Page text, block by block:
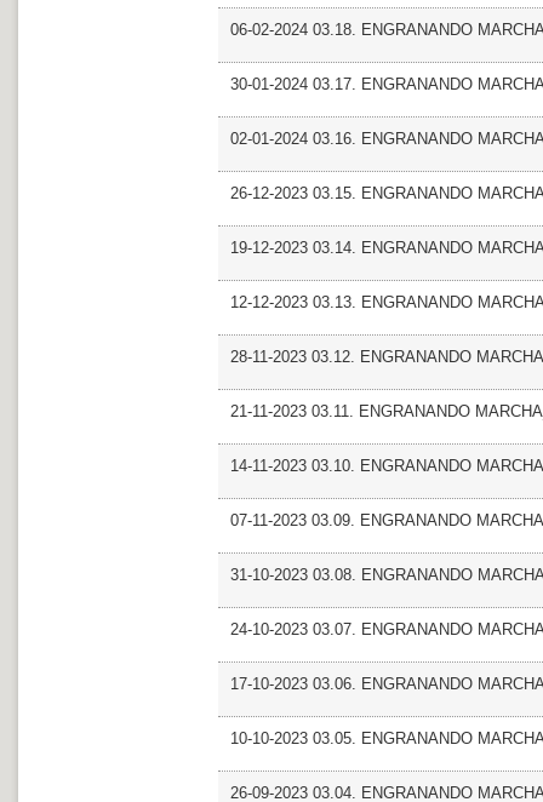
06-02-2024 03.18. ENGRANANDO
30-01-2024 03.17. ENGRANANDO
02-01-2024 03.16. ENGRANANDO
26-12-2023 03.15. ENGRANANDO
19-12-2023 03.14. ENGRANANDO
12-12-2023 03.13. ENGRANANDO
28-11-2023 03.12. ENGRANANDO
21-11-2023 03.11. ENGRANANDO
14-11-2023 03.10. ENGRANANDO
07-11-2023 03.09. ENGRANANDO
31-10-2023 03.08. ENGRANANDO
24-10-2023 03.07. ENGRANANDO
17-10-2023 03.06. ENGRANANDO
10-10-2023 03.05. ENGRANANDO
26-09-2023 03.04. ENGRANANDO